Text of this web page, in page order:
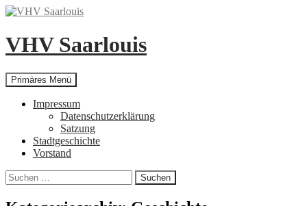
Zum
springen
VHV Saarlouis
Suchen
Primäres Menü
Impressum
Datenschutzerklärung
Satzung
Stadtgeschichte
Vorstand
Suchen
nach: